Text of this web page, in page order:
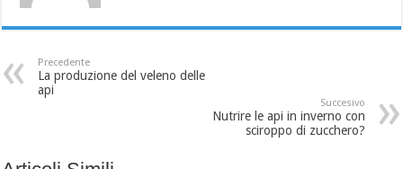
Precedente
La produzione del veleno delle
api
Succesivo
Nutrire le api in inverno con
sciroppo di zucchero?